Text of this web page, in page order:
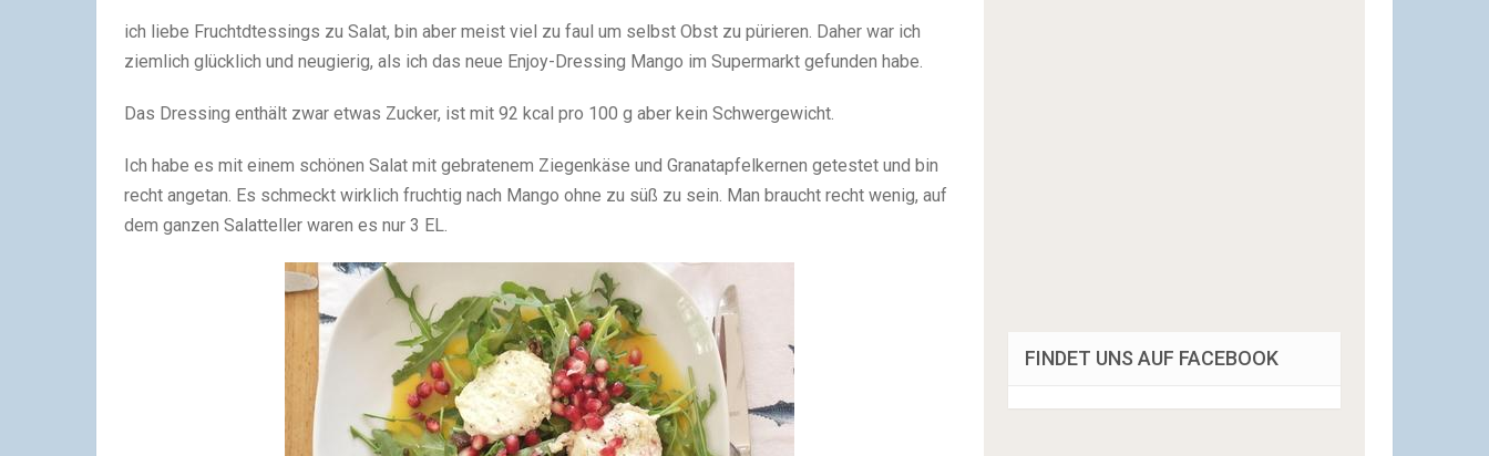
ich liebe Fruchtdtessings zu Salat, bin aber meist viel zu faul um selbst Obst zu pürieren. Daher war ich
ziemlich glücklich und neugierig, als ich das neue Enjoy-Dressing Mango im Supermarkt gefunden habe.
Das Dressing enthält zwar etwas Zucker, ist mit 92 kcal pro 100 g aber kein Schwergewicht.
Ich habe es mit einem schönen Salat mit gebratenem Ziegenkäse und Granatapfelkernen getestet und bin
recht angetan. Es schmeckt wirklich fruchtig nach Mango ohne zu süß zu sein. Man braucht recht wenig, auf
dem ganzen Salatteller waren es nur 3 EL.
FINDET UNS AUF FACEBOOK